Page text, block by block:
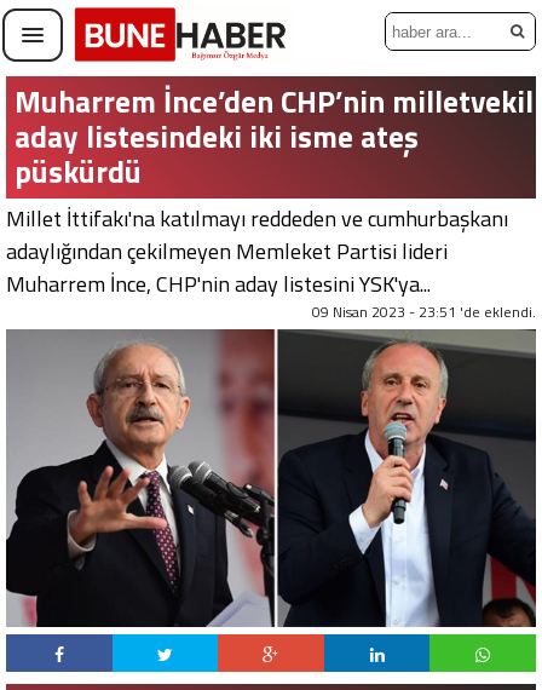
Muharrem İnce’den CHP’nin milletvekili
aday listesindeki iki isme ateş
püskürdü
Millet İttifakı'na katılmayı reddeden ve cumhurbaşkanı
adaylığından çekilmeyen Memleket Partisi lideri
Muharrem İnce, CHP'nin aday listesini YSK'ya...
09 Nisan 2023 - 23:51 'de eklendi.